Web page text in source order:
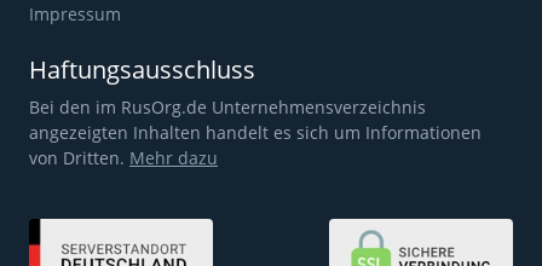
Impressum
Haftungsausschluss
Bei den im RusOrg.de Unternehmensverzeichnis
angezeigten Inhalten handelt es sich um Informationen
von Dritten. Mehr dazu